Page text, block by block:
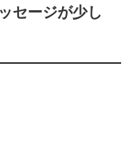
セージが少し